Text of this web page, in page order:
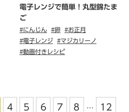
電子レンジで簡単！丸型錦たま
ご
#にんじん #卵
#お正月
#電子レンジ
#マジカリーノ
#動画付きレシピ
4 5 6 7 8 … 12